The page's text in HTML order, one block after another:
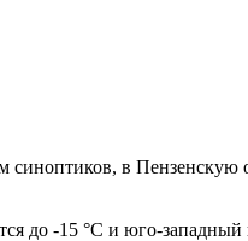
в Пензенскую
до -15 °C и юго-